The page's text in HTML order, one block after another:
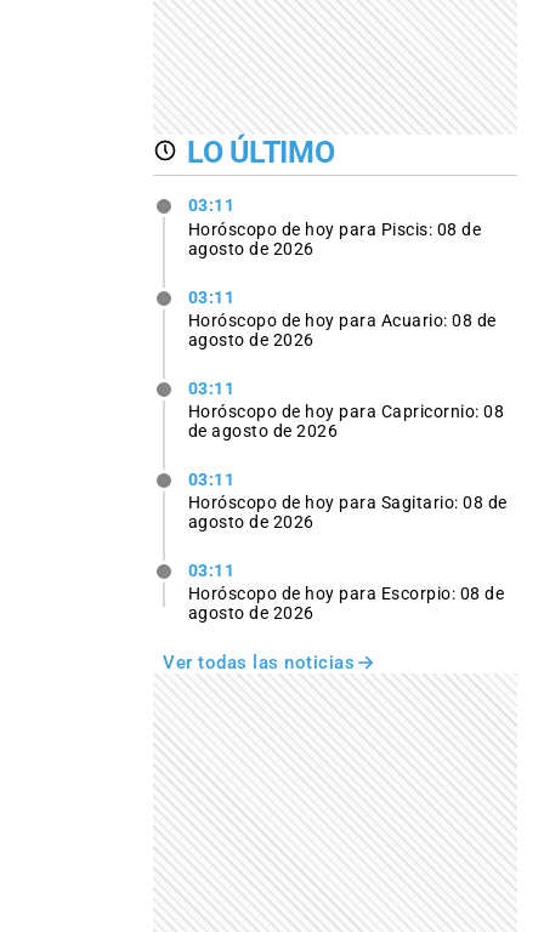
LO ÚLTIMO
03:11
Horóscopo de hoy para Piscis: 08 de
agosto de 2026
03:11
Horóscopo de hoy para Acuario: 08 de
agosto de 2026
03:11
Horóscopo de hoy para Capricornio: 08
de agosto de 2026
03:11
Horóscopo de hoy para Sagitario: 08 de
agosto de 2026
03:11
Horóscopo de hoy para Escorpio: 08 de
agosto de 2026
Ver todas las noticias